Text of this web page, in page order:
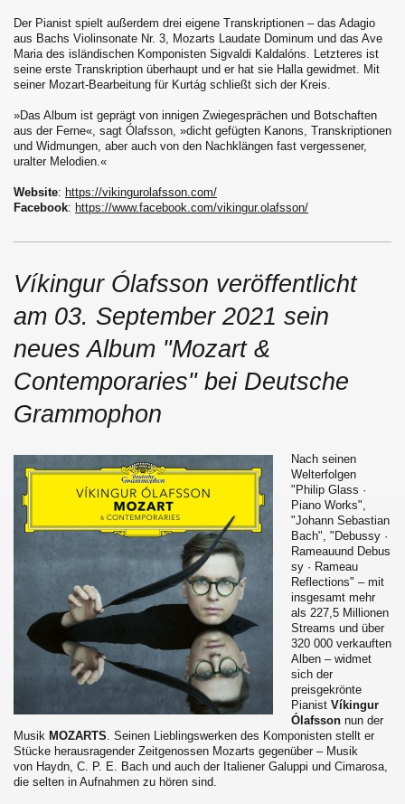
Der Pianist spielt außerdem drei eigene Transkriptionen – das Adagio
aus Bachs Violinsonate Nr. 3, Mozarts Laudate Dominum und das Ave
Maria des isländischen Komponisten Sigvaldi Kaldalóns. Letzteres ist
seine erste Transkription überhaupt und er hat sie Halla gewidmet. Mit
seiner Mozart-Bearbeitung für Kurtág schließt sich der Kreis.
»Das Album ist geprägt von innigen Zwiegesprächen und Botschaften
aus der Ferne«, sagt Ólafsson, »dicht gefügten Kanons, Transkriptionen
und Widmungen, aber auch von den Nachklängen fast vergessener,
uralter Melodien.«
Website: https://vikingurolafsson.com/
Facebook: https://www.facebook.com/vikingur.olafsson/
Víkingur Ólafsson veröffentlicht
am 03. September 2021 sein
neues Album "Mozart &
Contemporaries" bei Deutsche
Grammophon
Nach seinen
Welterfolgen
"Philip Glass ·
Piano Works",
"Johann Sebastian
Bach", "Debussy ·
Rameauund Debus
sy · Rameau
Reflections" – mit
insgesamt mehr
als 227,5 Millionen
Streams und über
320 000 verkauften
Alben – widmet
sich der
preisgekrönte
Pianist Víkingur
Ólafsson nun der
Musik MOZARTS . Seinen Lieblingswerken des Komponisten stellt er
Stücke herausragender Zeitgenossen Mozarts gegenüber – Musik
von Haydn, C. P. E. Bach und auch der Italiener Galuppi und Cimarosa,
die selten in Aufnahmen zu hören sind.